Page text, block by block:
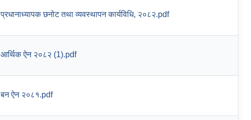
प्रधानाध्यापक छनोट तथा व्यवस्थापन कार्यविधि, २०८२.pdf
आर्थिक ऐन २०८२ (1).pdf
बन ऐन २०८१.pdf